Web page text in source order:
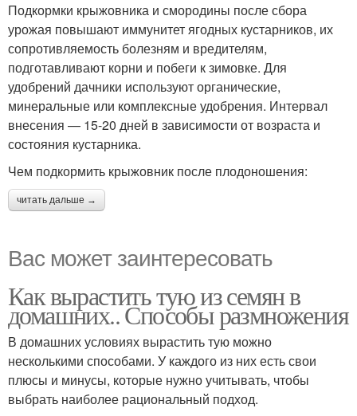
Подкормки крыжовника и смородины после сбора
урожая повышают иммунитет ягодных кустарников, их
сопротивляемость болезням и вредителям,
подготавливают корни и побеги к зимовке. Для
удобрений дачники используют органические,
минеральные или комплексные удобрения. Интервал
внесения — 15-20 дней в зависимости от возраста и
состояния кустарника.
Чем подкормить крыжовник после плодоношения:
читать дальше →
Вас может заинтересовать
Как вырастить тую из семян в
домашних.. Способы размножения
В домашних условиях вырастить тую можно
несколькими способами. У каждого из них есть свои
плюсы и минусы, которые нужно учитывать, чтобы
выбрать наиболее рациональный подход.